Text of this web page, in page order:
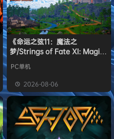
《命运之弦11：魔法之
梦/Strings of Fate XI: Magic
PC单机
2026-08-06